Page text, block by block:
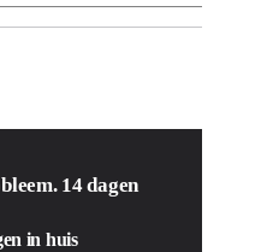
14 dagen
in huis